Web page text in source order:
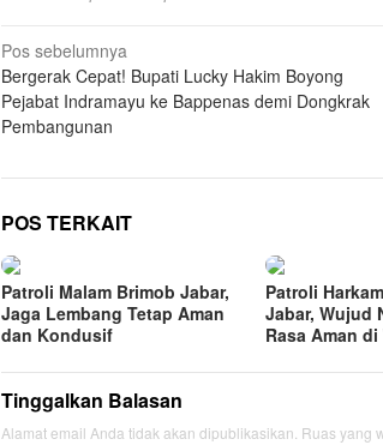
Navigasi
pos
Pos sebelumnya
Bergerak Cepat! Bupati Lucky Hakim Boyong
Pejabat Indramayu ke Bappenas demi Dongkrak
Pembangunan
POS TERKAIT
Patroli Malam Brimob Jabar,
Jaga Lembang Tetap Aman
dan Kondusif
Patroli
Jabar, Wujud
Rasa Aman
Tinggalkan Balasan
Alamat email Anda tidak akan dipublikasikan. Ruas yang